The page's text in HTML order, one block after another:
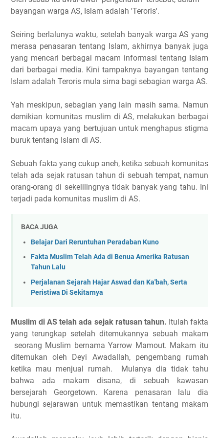
bayangan warga AS, Islam adalah 'Teroris'.
Seiring berlalunya waktu, setelah banyak warga AS yang
merasa penasaran tentang Islam, akhirnya banyak juga
yang mencari berbagai macam informasi tentang Islam
dari berbagai media. Kini tampaknya bayangan tentang
Islam adalah Teroris mula sirna bagi sebagian warga AS.
Yah meskipun, sebagian yang lain masih sama. Namun
demikian komunitas muslim di AS, melakukan berbagai
macam upaya yang bertujuan untuk menghapus stigma
buruk tentang Islam di AS.
Sebuah fakta yang cukup aneh, ketika sebuah komunitas
telah ada sejak ratusan tahun di sebuah tempat, namun
orang-orang di sekelilingnya tidak banyak yang tahu. Ini
terjadi pada komunitas muslim di AS.
BACA JUGA
Belajar Dari Reruntuhan Peradaban Kuno
Fakta Muslim Telah Ada di Benua Amerika Ratusan
Tahun Lalu
Perjalanan Sejarah Hajar Aswad dan Ka'bah, Serta
Peristiwa Di Sekitarnya
Muslim di AS telah ada sejak ratusan tahun. Itulah fakta
yang terungkap setelah ditemukannya sebuah makam
seorang Muslim bernama Yarrow Mamout. Makam itu
ditemukan oleh Deyi Awadallah, pengembang rumah
ketika mau menjual rumah. Mulanya dia tidak tahu
bahwa ada makam disana, di sebuah kawasan
bersejarah Georgetown. Karena penasaran lalu dia
hubungi sejarawan untuk memastikan tentang makam
itu.